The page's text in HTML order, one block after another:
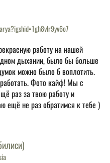
работу на нашей
дыхании, было бы больше
можно было б воплотить.
Фото кайф! Мы с
раз за твою работу и
ещё не раз обратимся к тебе )